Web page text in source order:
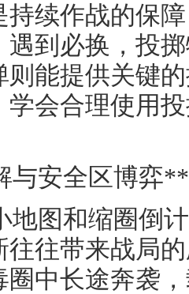
持续作战的保
遇到必换，投
则能提供关键
学会合理使用
与安全区博弈**
地图和缩圈倒
往往带来战局
圈中长途奔袭